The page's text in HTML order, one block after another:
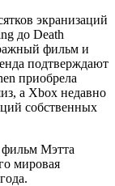
экранизаций
до Death
фильм и
подтверждают
приобрела
а Xbox недавно
собственных
фильм Мэтта
мировая